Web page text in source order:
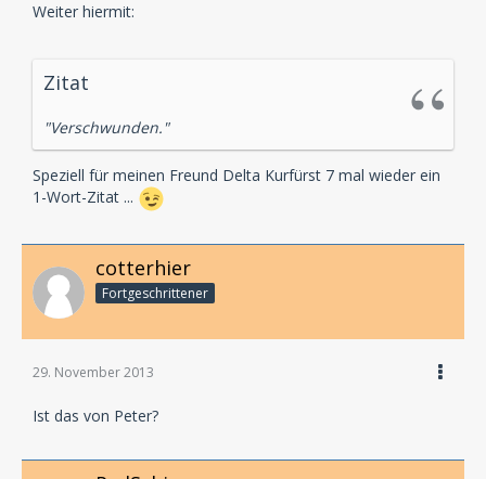
Weiter hiermit:
Zitat
"Verschwunden."
Speziell für meinen Freund Delta Kurfürst 7 mal wieder ein
1-Wort-Zitat ...
cotterhier
Fortgeschrittener
29. November 2013
Ist das von Peter?